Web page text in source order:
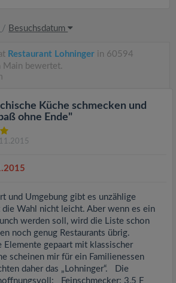
/ Besuchsdatum
Restaurant Lohninger in 60594
Main bewertet.
Küche schmecken und
ohne Ende"
und Umgebung gibt es unzählige
Wahl nicht leicht. Aber wenn es ein
werden soll, wird die Liste schon
noch genug Restaurants übrig.
gepaart mit klassischer
scheinen mir für ein Familienessen
daher das „Lohninger“. Die
Feinschmecker: 3,5 F